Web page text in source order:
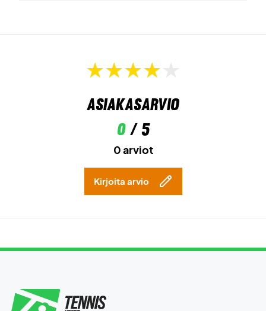
Asiakasarvio
0/ 5
0 arviot
Kirjoita arvio